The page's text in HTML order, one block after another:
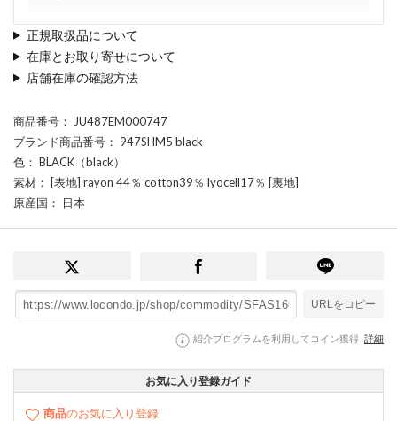
正規取扱品について
在庫とお取り寄せについて
店舗在庫の確認方法
商品番号 ： JU487EM000747
ブランド商品番号 ： 947SHM5 black
色 ： BLACK（black）
素材 ： [表地] rayon 44％ cotton39％ lyocell17％ [裏地]
原産国 ： 日本
URLをコピー
紹介プログラムを利用してコイン獲得 詳細
お気に入り登録ガイド
商品のお気に入り登録